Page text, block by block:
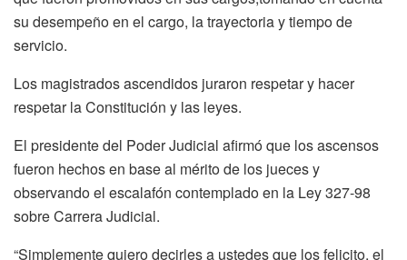
su desempeño en el cargo, la trayectoria y tiempo de
servicio.
Los magistrados ascendidos juraron respetar y hacer
respetar la Constitución y las leyes.
El presidente del Poder Judicial afirmó que los ascensos
fueron hechos en base al mérito de los jueces y
observando el escalafón contemplado en la Ley 327-98
sobre Carrera Judicial.
“Simplemente quiero decirles a ustedes que los felicito, el